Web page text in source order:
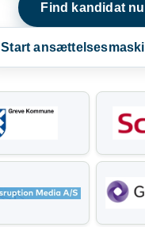
Find kandidat nu
Start